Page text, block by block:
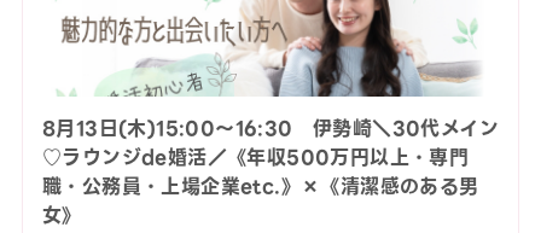
8月13日(木)15:00〜16:30 伊勢崎＼30代メイン
♡ラウンジde婚活／《年収500万円以上・専門
職・公務員・上場企業etc.》×《清潔感のある男
女》